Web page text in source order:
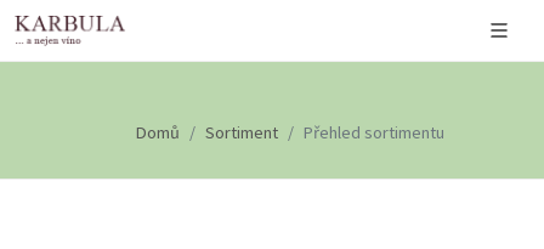
Domů Sortiment Přehled sortimentu